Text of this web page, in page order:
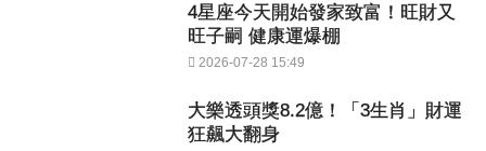
4星座今天開始發家致富！旺財又
旺子嗣 健康運爆棚
2026-07-28 15:49
大樂透頭獎8.2億！「3生肖」財運
狂飆大翻身